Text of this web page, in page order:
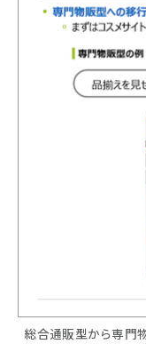
総合通販型から専門